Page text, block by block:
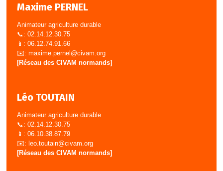
Maxime PERNEL
Animateur agriculture durable
📞: 02.14.12.30.75
📱: 06.12.74.91.66
✉️: maxime.pernel@civam.org
[Réseau des CIVAM normands]
Léo TOUTAIN
Animateur agriculture durable
📞: 02.14.12.30.75
📱: 06.10.38.87.79
✉️: leo.toutain@civam.org
[Réseau des CIVAM normands]